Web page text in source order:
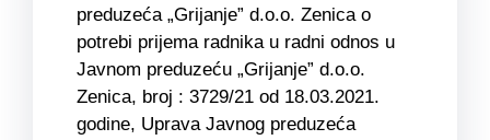
preduzeća „Grijanje” d.o.o. Zenica o
potrebi prijema radnika u radni odnos u
Javnom preduzeću „Grijanje” d.o.o.
Zenica, broj : 3729/21 od 18.03.2021.
godine, Uprava Javnog preduzeća